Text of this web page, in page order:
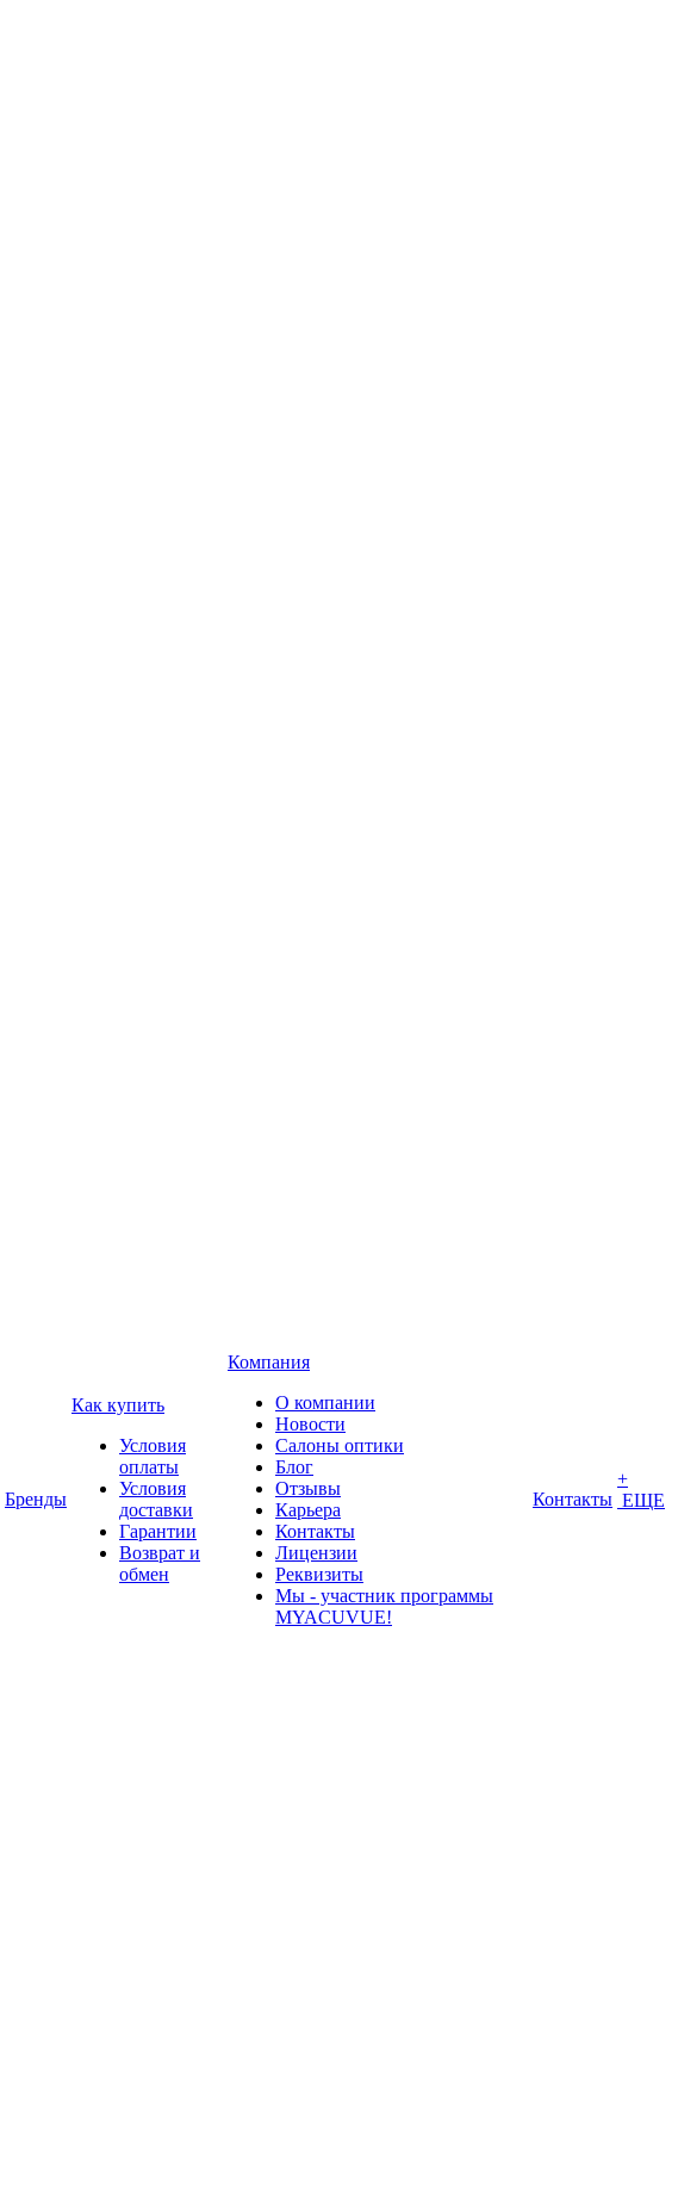
Бренды
Как купить
Условия
оплаты
Условия
доставки
Гарантии
Возврат и
обмен
Компания
О компании
Новости
Салоны оптики
Блог
Отзывы
Карьера
Контакты
Лицензии
Реквизиты
Мы - участник программы
MYACUVUE!
Контакты
+
ЕЩЕ